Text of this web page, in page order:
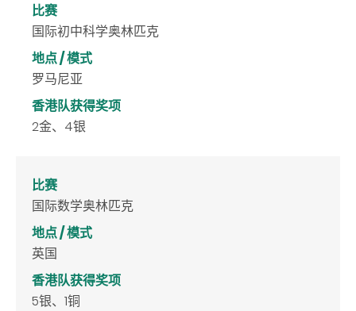
比赛
国际初中科学奥林匹克
地点 / 模式
罗马尼亚
香港队获得奖项
2金、 4银
比赛
国际数学奥林匹克
地点 / 模式
英国
香港队获得奖项
5银、1铜